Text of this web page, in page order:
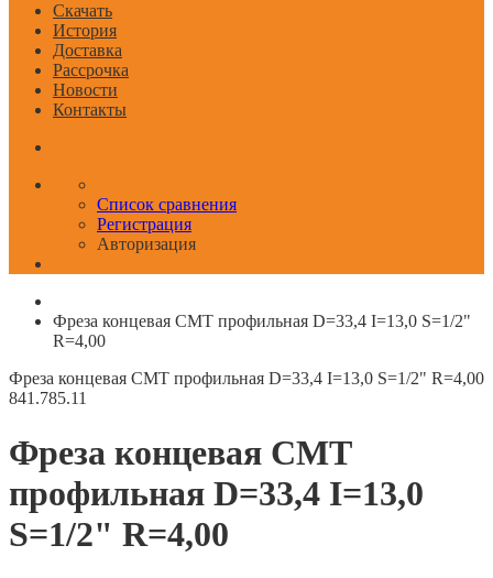
Скачать
История
Доставка
Рассрочка
Новости
Контакты
Список сравнения
Регистрация
Авторизация
Фреза концевая CMT профильная D=33,4 I=13,0 S=1/2"
R=4,00
Фреза концевая CMT профильная D=33,4 I=13,0 S=1/2" R=4,00
841.785.11
Фреза концевая CMT
профильная D=33,4 I=13,0
S=1/2" R=4,00